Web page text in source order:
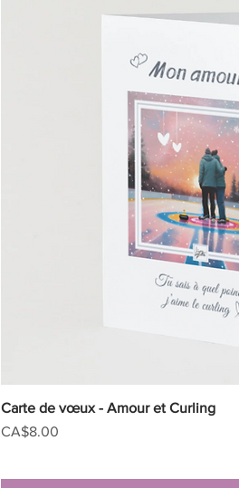
Quick View
Carte de vœux - Amour et Curling
Price
CA$8.00